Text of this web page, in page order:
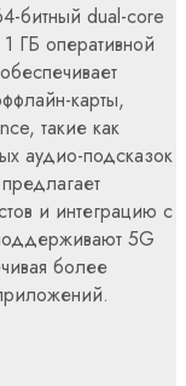
битный dual-core
ГБ оперативной
карты,
такие как
аудио-подсказок
предлагает
и интеграцию с
5G
более